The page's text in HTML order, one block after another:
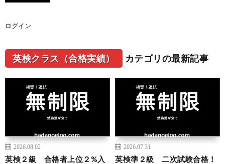
ログイン
英検クラス（合格実績） カテゴリの最新記事
2026.08.02
英検２級 合格者上位２%入
2026.07.31
英検準２級 二次試験合格！